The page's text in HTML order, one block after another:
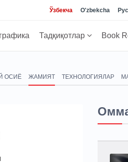
Ўзбекча O'zbekcha
Тадқиқотлар Book
ОСИЁ ЖАМИЯТ ТЕХНОЛОГИЯЛАР